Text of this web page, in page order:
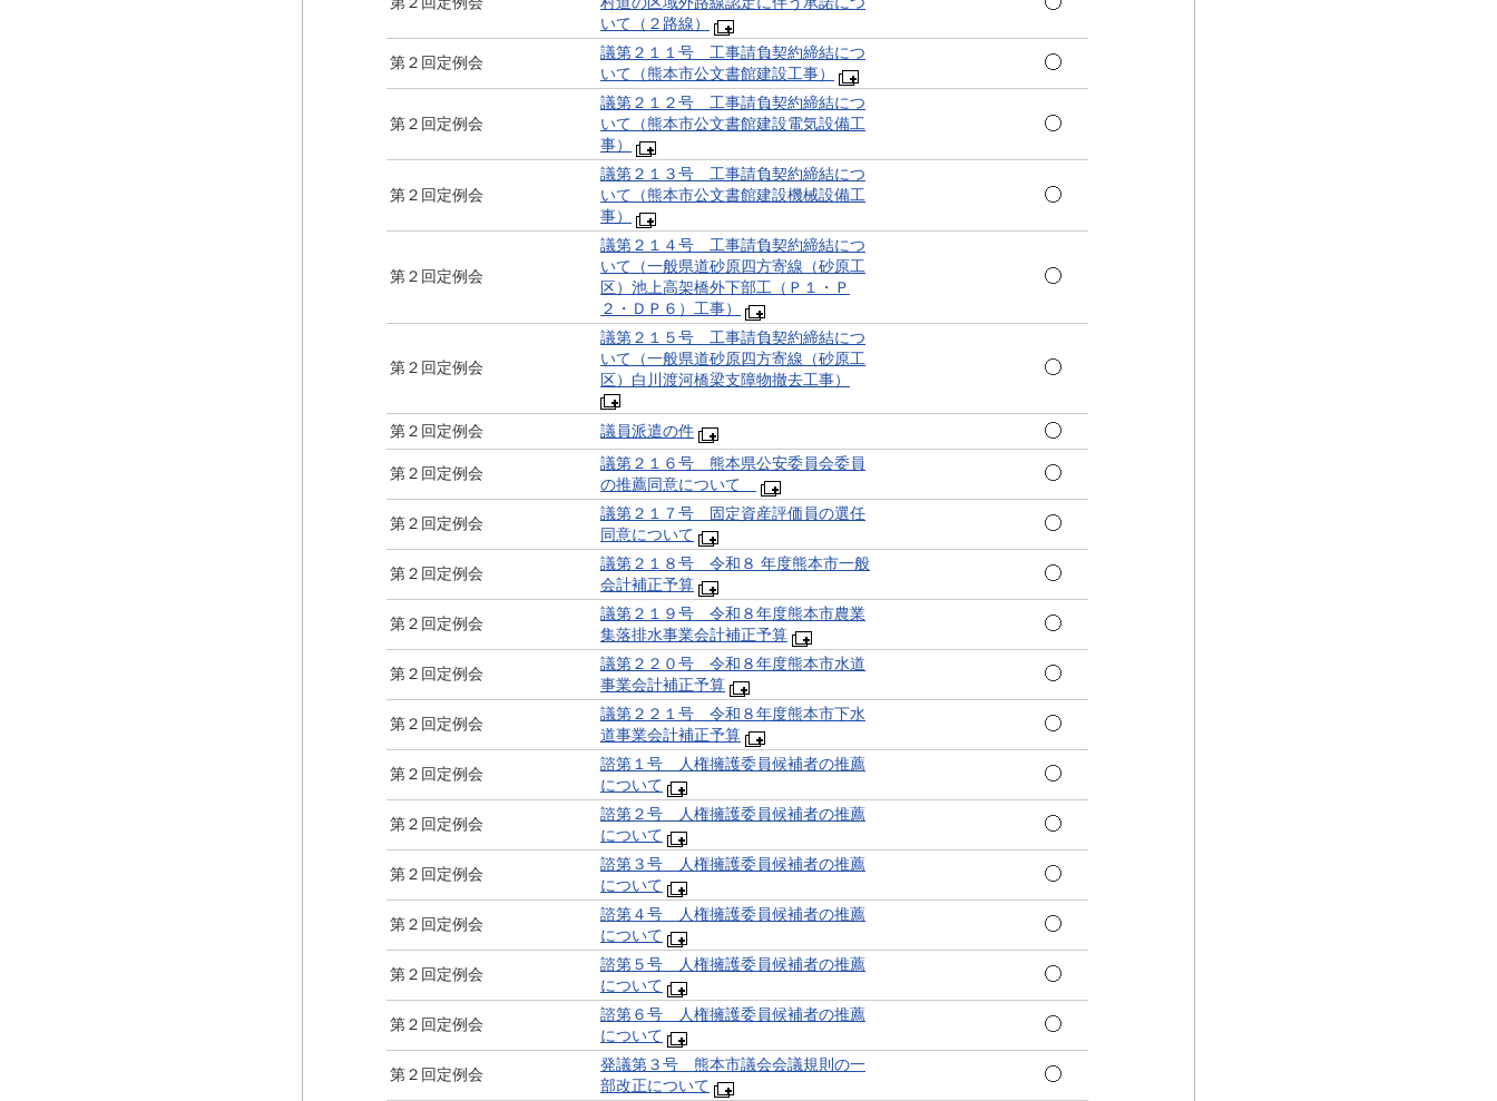
いて（２路線）
第２回定例会
議第２１１号 工事請負契約締結につ
いて（熊本市公文書館建設工事）
第２回定例会
議第２１２号 工事請負契約締結につ
いて（熊本市公文書館建設電気設備工
事）
第２回定例会
議第２１３号 工事請負契約締結につ
いて（熊本市公文書館建設機械設備工
事）
第２回定例会
議第２１４号 工事請負契約締結につ
いて（一般県道砂原四方寄線（砂原工
区）池上高架橋外下部工（Ｐ１・Ｐ
２・ＤＰ６）工事）
第２回定例会
議第２１５号 工事請負契約締結につ
いて（一般県道砂原四方寄線（砂原工
区）白川渡河橋梁支障物撤去工事）
第２回定例会 議員派遣の件
第２回定例会
議第２１６号 熊本県公安委員会委員
の推薦同意について
第２回定例会
議第２１７号 固定資産評価員の選任
同意について
第２回定例会
議第２１８号 令和８ 年度熊本市一般
会計補正予算
第２回定例会
議第２１９号 令和８年度熊本市農業
集落排水事業会計補正予算
第２回定例会
議第２２０号 令和８年度熊本市水道
事業会計補正予算
第２回定例会
議第２２１号 令和８年度熊本市下水
道事業会計補正予算
第２回定例会
諮第１号 人権擁護委員候補者の推薦
について
第２回定例会
諮第２号 人権擁護委員候補者の推薦
について
第２回定例会
諮第３号 人権擁護委員候補者の推薦
について
第２回定例会
諮第４号 人権擁護委員候補者の推薦
について
第２回定例会
諮第５号 人権擁護委員候補者の推薦
について
第２回定例会
諮第６号 人権擁護委員候補者の推薦
について
第２回定例会
発議第３号 熊本市議会会議規則の一
部改正について